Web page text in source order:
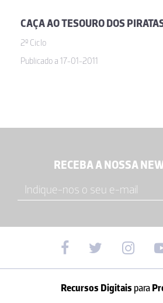
CAÇA AO TESOURO DOS
2º Ciclo
Publicado a 17-01-2011
RECEBA A NOSSA
Recursos Digitais para